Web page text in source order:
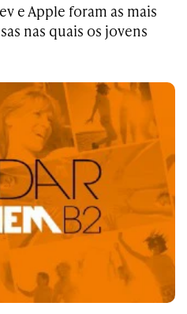
e Apple foram as mais
nas quais os jovens